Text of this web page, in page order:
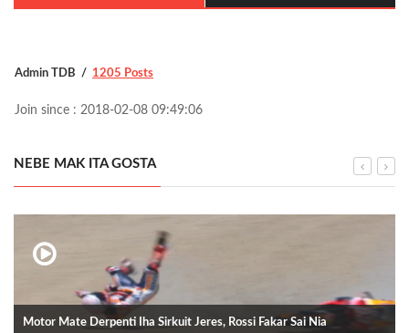
Admin TDB 1205 Posts
Join since : 2018-02-08 09:49:06
NEBE MAK ITA GOSTA
Motor Mate Derpenti Iha Sirkuit Jeres, Rossi Fakar Sai Nia